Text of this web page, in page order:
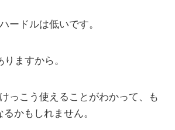
ードルは低いです。
ますから。
っこう使えることがわかって、も
かもしれません。